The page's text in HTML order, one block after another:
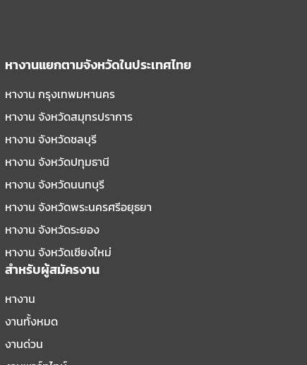
หางานแยกตามจังหวัดในประเทศไทย
หางาน กรุงเทพมหานคร
หางาน จังหวัดสมุทรปราการ
หางาน จังหวัดชลบุรี
หางาน จังหวัดปทุมธานี
หางาน จังหวัดนนทบุรี
หางาน จังหวัดพระนครศรีอยุธยา
หางาน จังหวัดระยอง
หางาน จังหวัดเชียงใหม่
สำหรับผู้สมัครงาน
หางาน
งานทั้งหมด
งานด่วน